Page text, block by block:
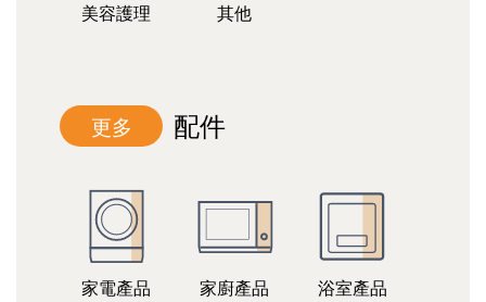
美容護理 其他
更多 配件
家電產品 家廚產品 浴室產品